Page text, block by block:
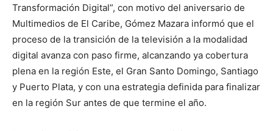
Transformación Digital”, con motivo del aniversario de
Multimedios de El Caribe, Gómez Mazara informó que el
proceso de la transición de la televisión a la modalidad
digital avanza con paso firme, alcanzando ya cobertura
plena en la región Este, el Gran Santo Domingo, Santiago
y Puerto Plata, y con una estrategia definida para finalizar
en la región Sur antes de que termine el año.